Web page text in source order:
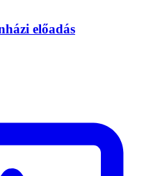
előadás